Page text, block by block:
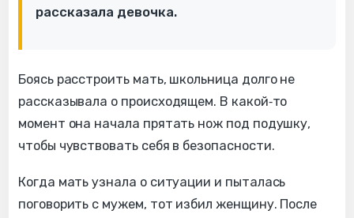
рассказала девочка.
Боясь расстроить мать, школьница долго не
рассказывала о происходящем. В какой‑то
момент она начала прятать нож под подушку,
чтобы чувствовать себя в безопасности.
Когда мать узнала о ситуации и пыталась
поговорить с мужем, тот избил женщину. После